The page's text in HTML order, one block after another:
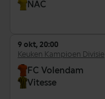
NAC
9 okt, 20:00
Keuken Kampioen Divisie
FC Volendam
Vitesse